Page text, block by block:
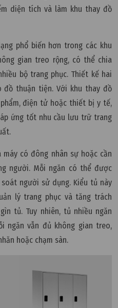
diện tích và làm khu thay đồ
phổ biến hơn trong các khu
gian treo rộng, có thể chia
bộ trang phục. Thiết kế hai
thuận tiện. Với khu thay đồ
điện tử hoặc thiết bị y tế,
ứng tốt nhu cầu lưu trữ trang
có đông nhân sự hoặc cần
người. Mỗi ngăn có thể được
người sử dụng. Kiểu tủ này
lý trang phục và tăng trách
tủ. Tuy nhiên, tủ nhiều ngăn
ngăn vẫn đủ không gian treo,
hoặc chạm sàn.